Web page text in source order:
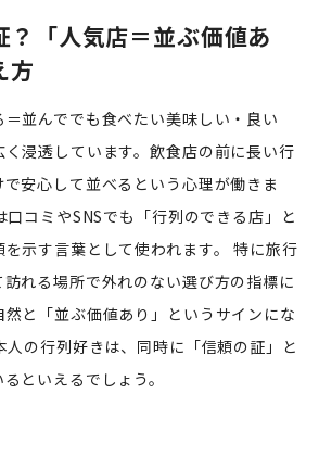
？「人気店＝並ぶ価値あ
方
並んででも食べたい美味しい・良い
浸透しています。飲食店の前に長い行
安心して並べるという心理が働きま
口コミやSNSでも「行列のできる店」と
示す言葉として使われます。 特に旅行
れる場所で外れのない選び方の指標に
と「並ぶ価値あり」というサインにな
人の行列好きは、同時に「信頼の証」と
といえるでしょう。